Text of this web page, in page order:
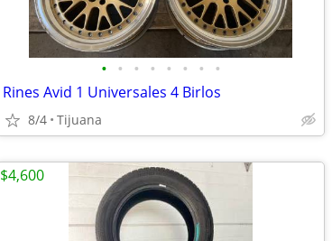
• • • • • • • •
Rines Avid 1 Universales 4 Birlos
8/4 Tijuana
$4,600